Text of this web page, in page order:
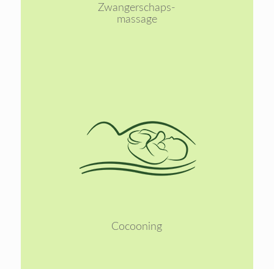
Zwangerschaps-
massage
Lees
meer
Cocooning